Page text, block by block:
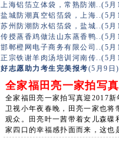
上海铝箔立体袋，常熟防潮..(5月
盐城防潮真空铝箔袋，上海..(5月
苏州防潮防水铝箔袋，盐城..(5月
传授蒸香鸡做法山东蒸香鸭..(5月
邯郸橙网电子商务有限公司..(5月
正宗铁谢羊肉汤培训河南传..(5月
好志愿助力考生完美报考(5月9日)
全家福田亮一家拍写
全家福田亮一家拍写真迎2017
卫视小年夜春晚，田亮一家也将
观众。田亮叶一茜带着女儿森碟
家四口的幸福感扑面而来，这也